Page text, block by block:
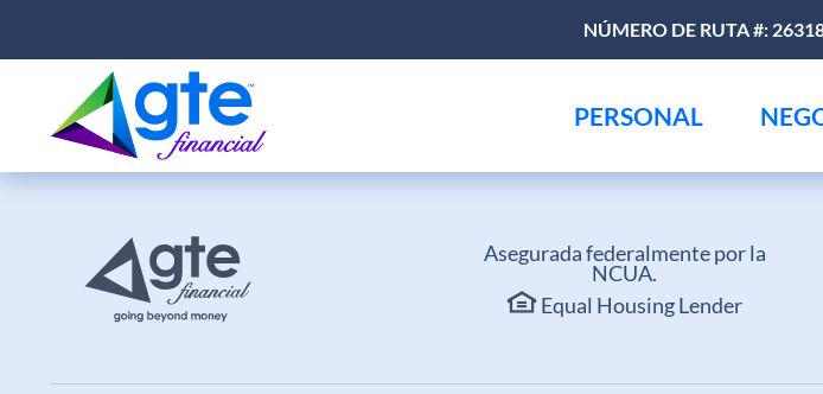
NÚMERO DE RUTA #:
PERSONAL
Asegurada federalmente por la
NCUA.
Equal Housing Lender